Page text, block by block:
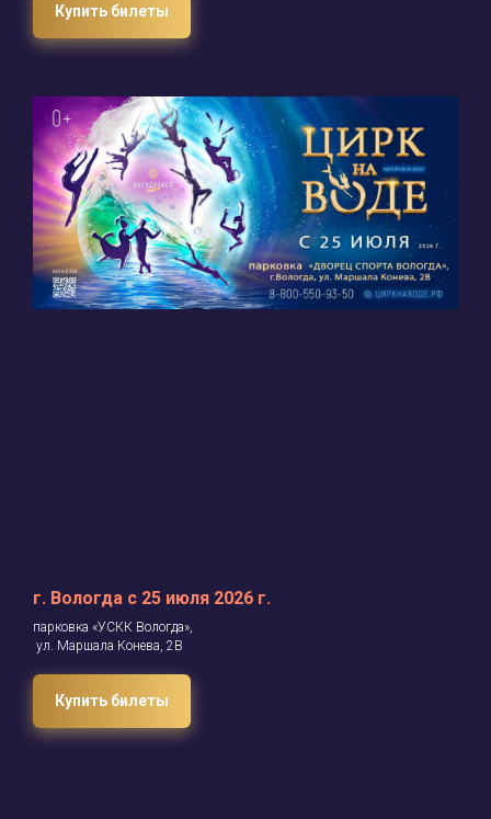
Купить билеты
г. Вологда с 25 июля 2026 г.
парковка «УСКК Вологда»,
ул. Маршала Конева, 2В
Купить билеты